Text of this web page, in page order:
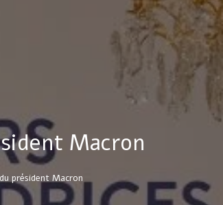
Macron
président Macron